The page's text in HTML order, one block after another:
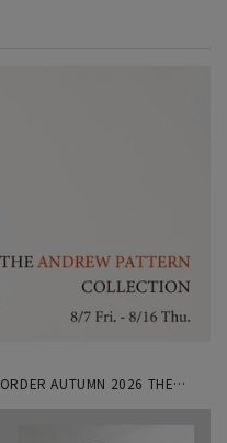
AUTUMN 2026 THE